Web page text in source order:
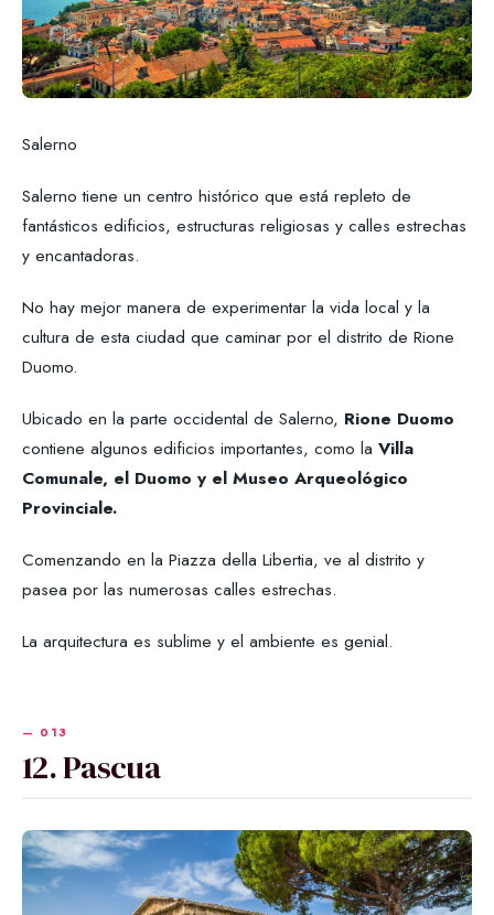
Salerno
Salerno tiene un centro histórico que está repleto de
fantásticos edificios, estructuras religiosas y calles estrechas
y encantadoras.
No hay mejor manera de experimentar la vida local y la
cultura de esta ciudad que caminar por el distrito de Rione
Duomo.
Ubicado en la parte occidental de Salerno, Rione Duomo
contiene algunos edificios importantes, como la Villa
Comunale, el Duomo y el Museo Arqueológico
Provinciale.
Comenzando en la Piazza della Libertia, ve al distrito y
pasea por las numerosas calles estrechas.
La arquitectura es sublime y el ambiente es genial.
12. Pascua